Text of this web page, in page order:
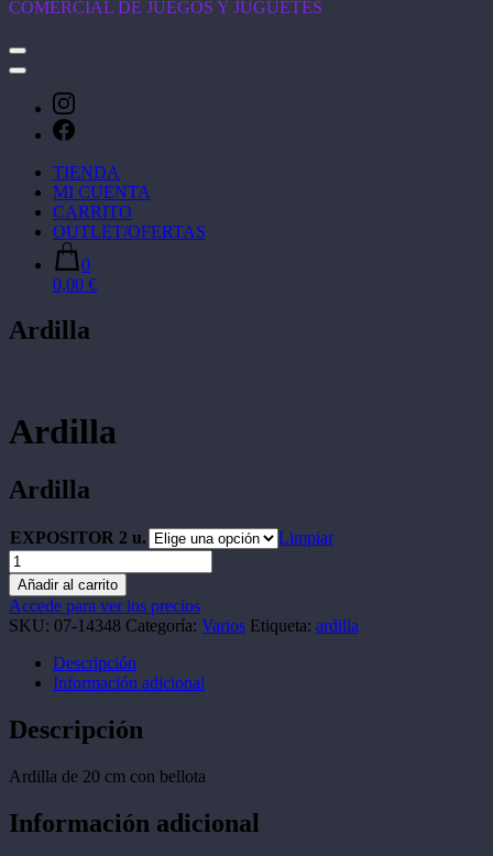
COMERCIAL DE JUEGOS Y JUGUETES
TIENDA
MI CUENTA
CARRITO
OUTLET/OFERTAS
0
0,00 €
Ardilla
Ardilla
Ardilla
EXPOSITOR 2 u.
Limpiar
Ardilla
cantidad
Añadir al carrito
Accede para ver los precios
SKU: 07-14348 Categoría: Varios Etiqueta: ardilla
Descripción
Información adicional
Descripción
Ardilla de 20 cm con bellota
Información adicional